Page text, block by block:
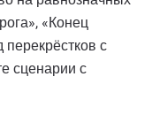
«Конец
перекрёстков с
сценарии с